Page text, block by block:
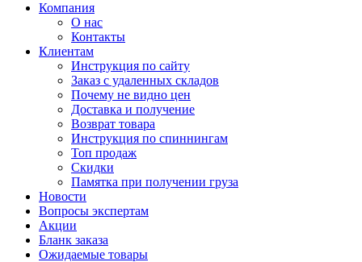
Компания
О нас
Контакты
Клиентам
Инструкция по сайту
Заказ с удаленных складов
Почему не видно цен
Доставка и получение
Возврат товара
Инструкция по спиннингам
Топ продаж
Скидки
Памятка при получении груза
Новости
Вопросы экспертам
Акции
Бланк заказа
Ожидаемые товары